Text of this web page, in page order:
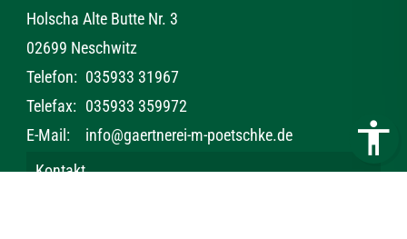
Holscha Alte Butte Nr. 3
02699 Neschwitz
Telefon: 035933 31967
Telefax: 035933 359972
E-Mail:
info@gaertnerei-m-poetschke.de
Kontakt